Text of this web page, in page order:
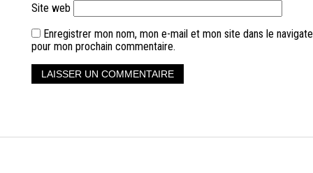
Site web
Enregistrer mon nom, mon e-mail et mon site dans le
pour mon prochain commentaire.